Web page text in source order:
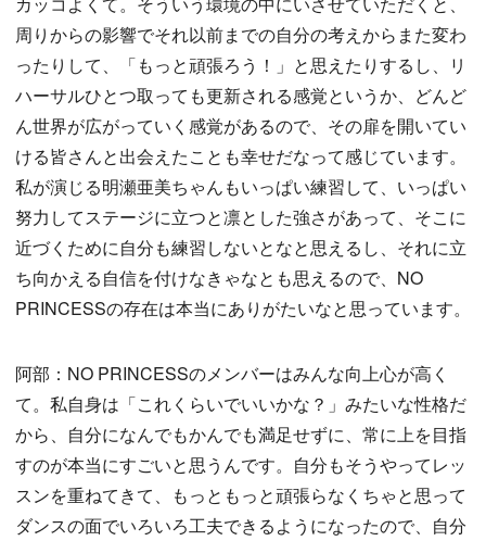
周りからの影響でそれ以前までの自分の考えからまた変わ
ったりして、「もっと頑張ろう！」と思えたりするし、リ
ハーサルひとつ取っても更新される感覚というか、どんど
ん世界が広がっていく感覚があるので、その扉を開いてい
ける皆さんと出会えたことも幸せだなって感じています。
私が演じる明瀬亜美ちゃんもいっぱい練習して、いっぱい
努力してステージに立つと凛とした強さがあって、そこに
近づくために自分も練習しないとなと思えるし、それに立
ち向かえる自信を付けなきゃなとも思えるので、NO
PRINCESSの存在は本当にありがたいなと思っています。
阿部：NO PRINCESSのメンバーはみんな向上心が高く
て。私自身は「これくらいでいいかな？」みたいな性格だ
から、自分になんでもかんでも満足せずに、常に上を目指
すのが本当にすごいと思うんです。自分もそうやってレッ
スンを重ねてきて、もっともっと頑張らなくちゃと思って
ダンスの面でいろいろ工夫できるようになったので、自分